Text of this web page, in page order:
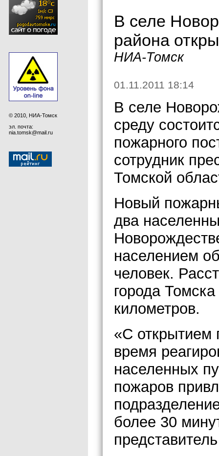
© 2010, НИА-Томск
эл. почта:
nia.tomsk@mail.ru
В селе
района
НИА-Томск
01.11.2011 18:14
В селе
среду
пожарного
сотрудник
Томской
Новый
два
населением
человек.
города
километров.
«С открытием
время
населенных
пожаров
более 30